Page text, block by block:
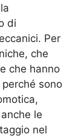
di
Per
che
che hanno
sono
le
nel